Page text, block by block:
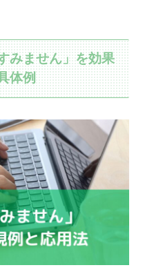
みません」を効果
体例